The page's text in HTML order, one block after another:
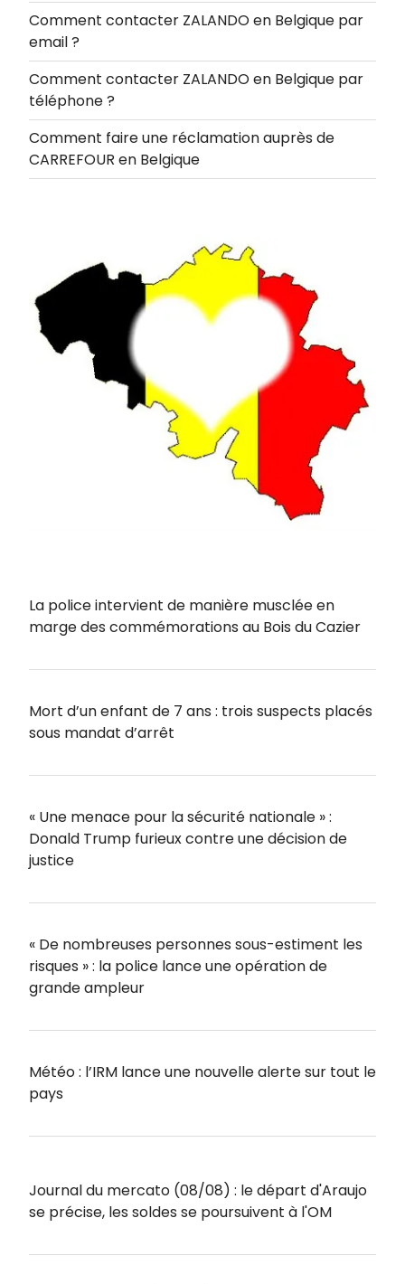
Comment contacter ZALANDO en Belgique par
email ?
Comment contacter ZALANDO en Belgique par
téléphone ?
Comment faire une réclamation auprès de
CARREFOUR en Belgique
La police intervient de manière musclée en
marge des commémorations au Bois du Cazier
Mort d’un enfant de 7 ans : trois suspects placés
sous mandat d’arrêt
« Une menace pour la sécurité nationale » :
Donald Trump furieux contre une décision de
justice
« De nombreuses personnes sous-estiment les
risques » : la police lance une opération de
grande ampleur
Météo : l’IRM lance une nouvelle alerte sur tout le
pays
Journal du mercato (08/08) : le départ d'Araujo
se précise, les soldes se poursuivent à l'OM